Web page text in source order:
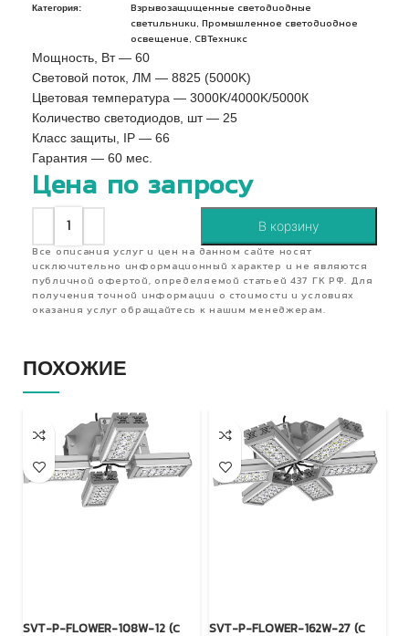
Категория:
Взрывозащищенные светодиодные
светильники
Промышленное светодиодное
освещение
СВТехникс
Мощность, Вт — 60
Световой поток, ЛМ — 8825 (5000K)
Цветовая температура — 3000K/4000K/5000К
Количество светодиодов, шт — 25
Класс защиты, IP — 66
Гарантия — 60 мес.
Цена по запросу
В корзину
Все описания услуг и цен на данном сайте носят
исключительно информационный характер и не являются
публичной офертой, определяемой статьей 437 ГК РФ. Для
получения точной информации о стоимости и условиях
оказания услуг обращайтесь к нашим менеджерам.
ПОХОЖИЕ
SVT-P-FLOWER-108W-12 (С
SVT-P-FLOWER-162W-27 (С